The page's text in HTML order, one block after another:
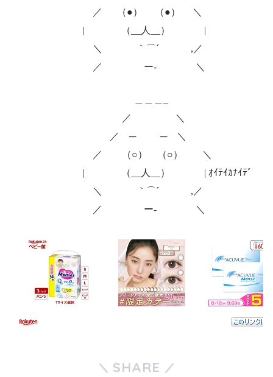
／ （●） （●） ＼
| （__人__） |
＼ ｀⌒´ ,／
／ ー‐ ＼
／ ＼
／ ─ ─ ＼
／ （○） （○） ＼
| （__人__） | ｵｲﾃｲｶﾅｲﾃﾞ
＼ ｀⌒´ ,／
／ ー‐ ＼
SHARE